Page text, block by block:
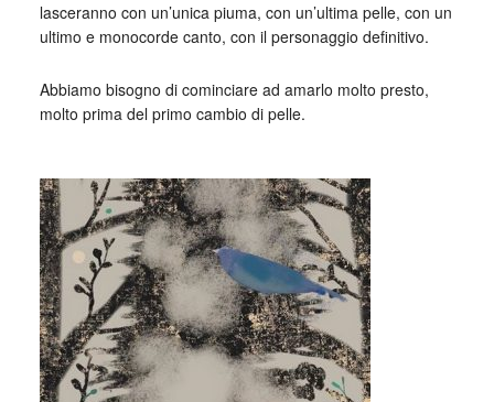
lasceranno con un’unica piuma, con un’ultima pelle, con un
ultimo e monocorde canto, con il personaggio definitivo.
Abbiamo bisogno di cominciare ad amarlo molto presto,
molto prima del primo cambio di pelle.